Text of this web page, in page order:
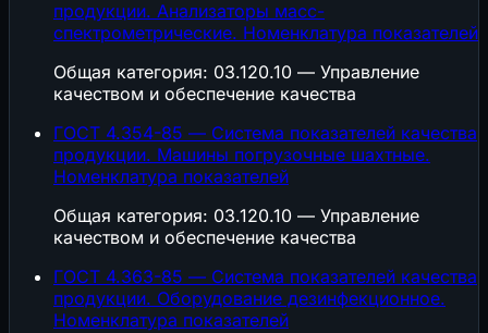
продукции. Анализаторы масс-
спектрометрические. Номенклатура показателей
Общая категория: 03.120.10 — Управление
качеством и обеспечение качества
ГОСТ 4.354-85 — Система показателей качества
продукции. Машины погрузочные шахтные.
Номенклатура показателей
Общая категория: 03.120.10 — Управление
качеством и обеспечение качества
ГОСТ 4.363-85 — Система показателей качества
продукции. Оборудование дезинфекционное.
Номенклатура показателей